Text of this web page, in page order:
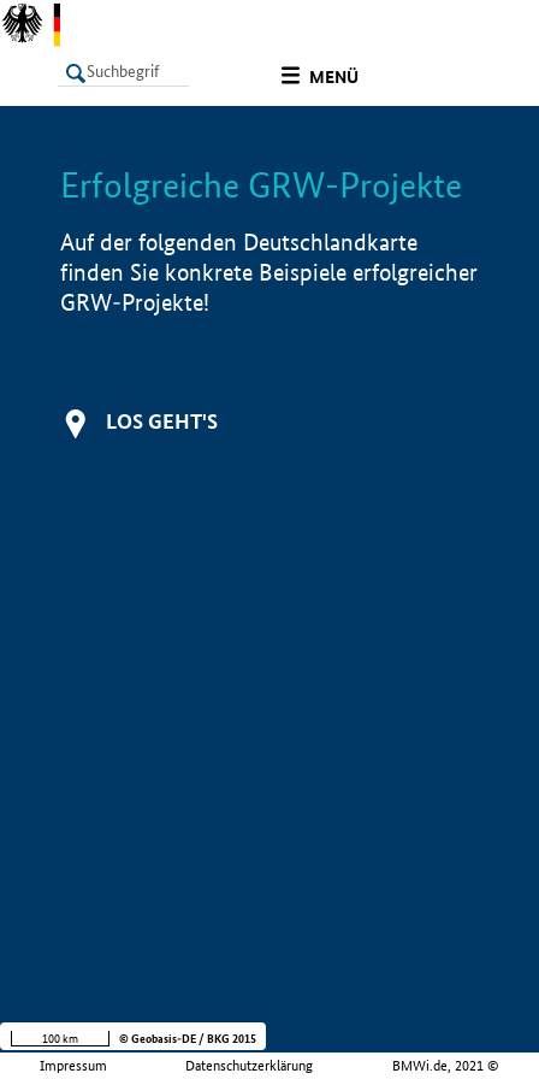
MENÜ
LISTE Info
Erfolgreiche GRW-Projekte
Auf der folgenden Deutschlandkarte
finden Sie konkrete Beispiele erfolgreicher
GRW-Projekte!
LOS GEHT'S
Impressum Datenschutzerklärung BMWi.de, 2021 ©
100 km © Geobasis-DE / BKG 2015